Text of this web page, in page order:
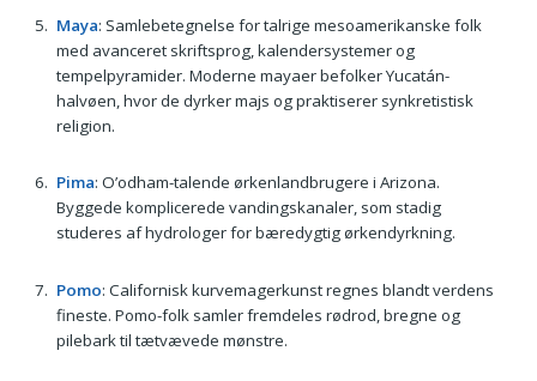
Maya: Samlebetegnelse for talrige mesoamerikanske folk
med avanceret skriftsprog, kalendersystemer og
tempelpyramider. Moderne mayaer befolker Yucatán-
halvøen, hvor de dyrker majs og praktiserer synkretistisk
religion.
Pima: O’odham-talende ørkenlandbrugere i Arizona.
Byggede komplicerede vandingskanaler, som stadig
studeres af hydrologer for bæredygtig ørkendyrkning.
Pomo: Californisk kurvemagerkunst regnes blandt verdens
fineste. Pomo-folk samler fremdeles rødrod, bregne og
pilebark til tætvævede mønstre.